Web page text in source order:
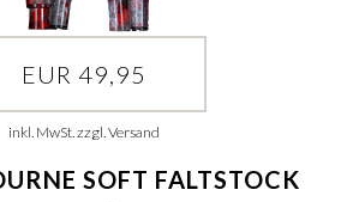
EUR 49,95
inkl. MwSt. zzgl. Versand
SOFT FALTSTOCK